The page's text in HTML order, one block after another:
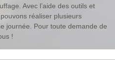
Avec l’aide des outils et
réaliser plusieurs
journée. Pour toute demande de
!